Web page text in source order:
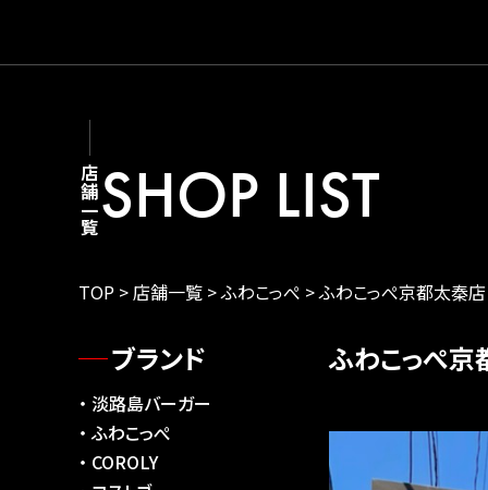
店舗一覧SHOP LIST
TOP >店舗一覧 >ふわこっぺ >ふわこっぺ京都太秦店
ブランド
淡路島バーガー
ふわこっぺ
COROLY
ふわこっぺ